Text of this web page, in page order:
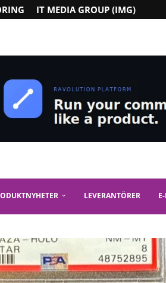
IT MEDIA GROUP (IMG)
LEVERANTÖRER